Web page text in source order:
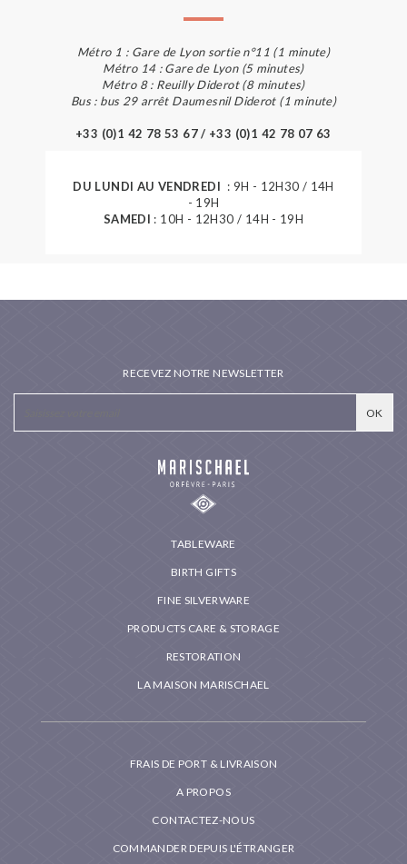
Métro 1 : Gare de Lyon sortie n°11 (1 minute)
Métro 14 : Gare de Lyon (5 minutes)
Métro 8 : Reuilly Diderot (8 minutes)
Bus : bus 29 arrêt Daumesnil Diderot (1 minute)
+33 (0)1 42 78 53 67 / +33 (0)1 42 78 07 63
DU LUNDI AU VENDREDI : 9H - 12H30 / 14H
- 19H
SAMEDI : 10H - 12H30 / 14H - 19H
TABLEWARE
BIRTH GIFTS
FINE SILVERWARE
PRODUCTS CARE & STORAGE
RESTORATION
LA MAISON MARISCHAEL
FRAIS DE PORT & LIVRAISON
A PROPOS
CONTACTEZ-NOUS
COMMANDER DEPUIS L'ÉTRANGER
RECEVEZ NOTRE NEWSLETTER